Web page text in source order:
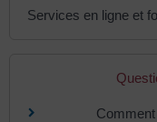
Services en ligne et